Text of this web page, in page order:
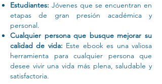
Estudiantes: Jóvenes que se encuentran en
etapas de gran presión académica y
personal.
Cualquier persona que busque mejorar su
calidad de vida: Este ebook es una valiosa
herramienta para cualquier persona que
desee vivir una vida más plena, saludable y
satisfactoria.